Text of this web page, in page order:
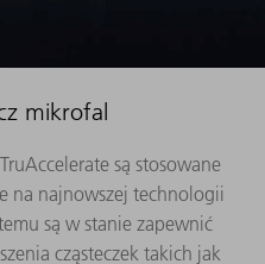
mikrofal
są stosowane
na najnowszej technologii
są w stanie zapewnić
cząsteczek takich jak